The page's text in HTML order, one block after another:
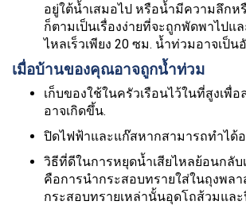
อยู่ใต้น้ำเสมอไป หรือน้ำมีความลึกห
ก็ตามเป็นเรื่องง่ายที่จะถูกพัดพาไปแ
ไหลเร็วเพียง 20 ซม. น้ำท่วมอาจเป็น
เมื่อบ้านของคุณอาจถูกน้ำท่วม
เก็บของใช้ในครัวเรือนไว้ในที่สูงเพื่
อาจเกิดขึ้น.
ปิดไฟฟ้าและแก๊สหากสามารถทำได้
วิธีที่ดีในการหยุดน้ำเสียไหลย้อนกลั
คือการนำกระสอบทรายใส่ในถุงพล
กระสอบทรายเหล่านั้นอุดโถส้วมแล